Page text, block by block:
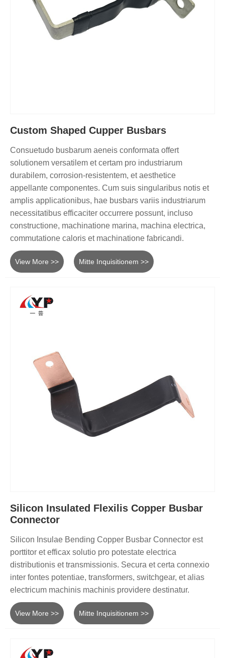
Custom Shaped Cupper Busbars
Consuetudo busbarum aeneis conformata offert
solutionem versatilem et certam pro industriarum
durabilem, corrosion-resistentem, et aesthetice
appellante componentes. Cum suis singularibus notis et
amplis applicationibus, hae busbars variis industriarum
necessitatibus efficaciter occurrere possunt, incluso
constructione, machinatione marina, machina electrica,
commutatione caloris et machinatione fabricandi.
View More >> Mitte Inquisitionem >>
Silicon Insulated Flexilis Copper Busbar
Connector
Silicon Insulae Bending Copper Busbar Connector est
porttitor et efficax solutio pro potestate electrica
distributionis et transmissionis. Secura et certa connexio
inter fontes potentiae, transformers, switchgear, et alias
electricum machinis machinis providere destinatur.
View More >> Mitte Inquisitionem >>